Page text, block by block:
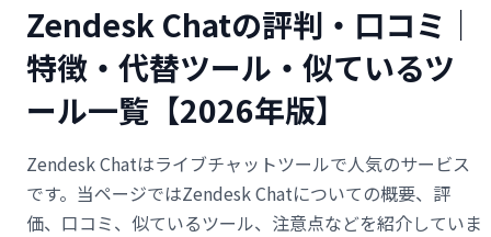
Zendesk Chatの評判・口コミ｜
特徴・代替ツール・似ているツ
ール一覧【2026年版】
Zendesk Chatはライブチャットツールで人気のサービス
です。当ページではZendesk Chatについての概要、評
価、口コミ、似ているツール、注意点などを紹介していま